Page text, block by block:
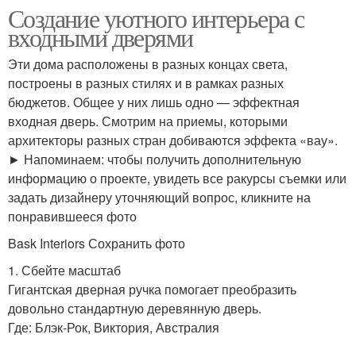
Создание уютного интерьера с
входными дверями
Эти дома расположены в разных концах света,
построены в разных стилях и в рамках разных
бюджетов. Общее у них лишь одно — эффектная
входная дверь. Смотрим на приемы, которыми
архитекторы разных стран добиваются эффекта «вау».
► Напоминаем: чтобы получить дополнительную
информацию о проекте, увидеть все ракурсы съемки или
задать дизайнеру уточняющий вопрос, кликните на
понравившееся фото
Bask Interiors Сохранить фото
1. Сбейте масштаб
Гигантская дверная ручка помогает преобразить
довольно стандартную деревянную дверь.
Где: Блэк-Рок, Виктория, Австралия